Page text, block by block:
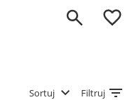
0
Sortuj Filtruj